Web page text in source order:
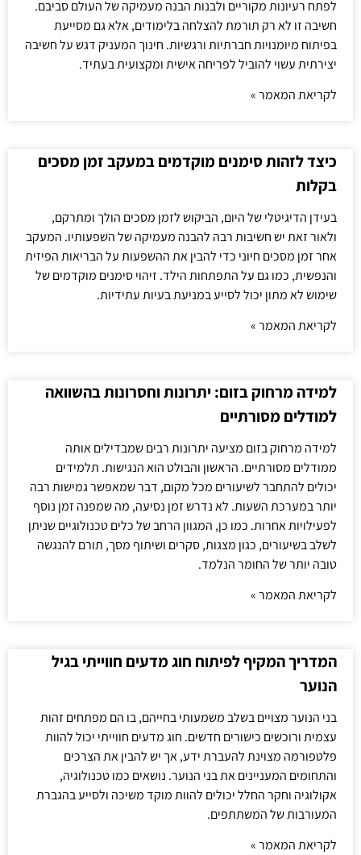
לפתח רעיונות מקוריים ולבנות הבנה מעמיקה של העולם סביבם.
חשיבה זו לא רק תורמת להצלחה בלימודים, אלא גם מסייעת
בפיתוח מיומנויות חברתיות ורגשיות. חינוך המעניק דגש על חשיבה
יצירתית עשוי להוביל לפריחה אישית ומקצועית בעתיד.
לקריאת המאמר »
כיצד לזהות סימנים מוקדמים במעקב זמן מסכים
בקלות
בעידן הדיגיטלי של היום, הביקוש לזמן מסכים הולך ומתרקם,
ולאור זאת יש חשיבות רבה להבנה מעמיקה של השפעותיו. המעקב
אחר זמן מסכים חיוני כדי להבין את ההשפעות על הבריאות הפיזית
והנפשית, כמו גם על התפתחות הילד. זיהוי סימנים מוקדמים של
שימוש לא מתון יכול לסייע במניעת בעיות עתידיות.
לקריאת המאמר »
למידה מרחוק בזום: יתרונות וחסרונות בהשוואה
למודלים מסורתיים
למידה מרחוק בזום מציעה יתרונות רבים שמבדילים אותה
ממודלים מסורתיים. הראשון והבולט הוא הנגישות. תלמידים
יכולים להתחבר לשיעורים מכל מקום, דבר שמאפשר גמישות רבה
יותר במערכת השעות. לא נדרש זמן נסיעה, מה שמפנה זמן נוסף
לפעילויות אחרות. כמו כן, המגוון הרחב של כלים טכנולוגיים שניתן
לשלב בשיעורים, כגון מצגות, סקרים ושיתוף מסך, תורם להנגשה
טובה יותר של החומר הנלמד.
לקריאת המאמר »
המדריך המקיף לפיתוח חוג מדעים חווייתי בגיל
הנוער
בני הנוער מצויים בשלב משמעותי בחייהם, בו הם מפתחים זהות
עצמית ורוכשים כישורים חדשים. חוג מדעים חווייתי יכול להוות
פלטפורמה מצוינת להעברת ידע, אך יש להבין את הצרכים
והתחומים המעניינים את בני הנוער. נושאים כמו טכנולוגיה,
אקולוגיה וחקר החלל יכולים להוות מוקד משיכה ולסייע בהגברת
המעורבות של המשתתפים.
לקריאת המאמר »